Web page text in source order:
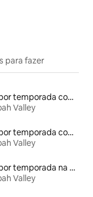
para fazer
Aluguéis por temporada com cama de altura acessível
Valley
Aluguéis por temporada com café da manhã
Valley
Aluguéis por temporada na orla
Valley